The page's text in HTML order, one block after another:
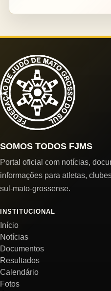
SOMOS TODOS FJMS
Portal oficial com notícias,
informações para atletas,
sul-mato-grossense.
INSTITUCIONAL
Início
Notícias
Documentos
Resultados
Calendário
Fotos